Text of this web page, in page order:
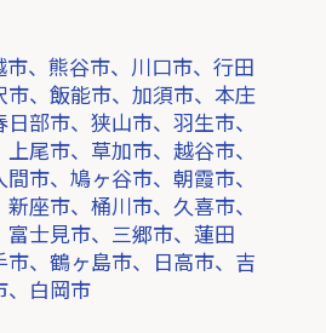
市、熊谷市、川口市、行田
市、飯能市、加須市、本庄
部市、狭山市、羽生市、
尾市、草加市、越谷市、
市、鳩ヶ谷市、朝霞市、
座市、桶川市、久喜市、
士見市、三郷市、蓮田
、鶴ヶ島市、日高市、吉
、白岡市